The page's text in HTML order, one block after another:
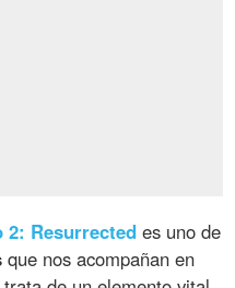
2: Resurrected es uno de
que nos acompañan en